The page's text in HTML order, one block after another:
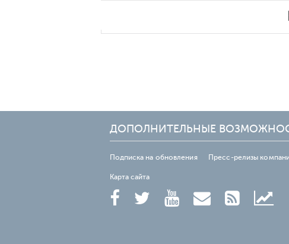
ДОПОЛНИТЕЛЬНЫЕ
Подписка на обновления Пресс-релизы
Карта сайта